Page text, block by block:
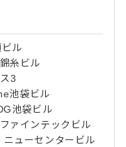
ル
糸ビル
3
池袋ビル
池袋ビル
ァインテックビル
ューセンタービル